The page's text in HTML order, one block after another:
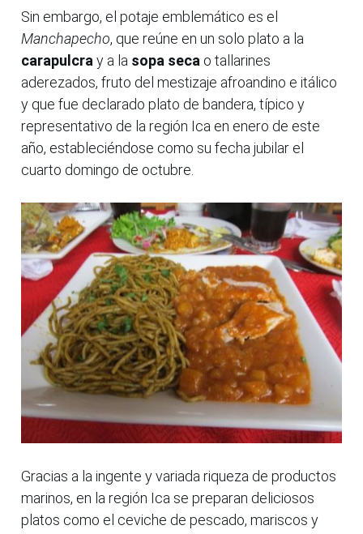
Sin embargo, el potaje emblemático es el
Manchapecho, que reúne en un solo plato a la
carapulcray a la sopa seca o tallarines
aderezados, fruto del mestizaje afroandino e itálico
y que fue declarado plato de bandera, típico y
representativo de la región Ica en enero de este
año, estableciéndose como su fecha jubilar el
cuarto domingo de octubre.
Gracias a la ingente y variada riqueza de productos
marinos, en la región Ica se preparan deliciosos
platos como el ceviche de pescado, mariscos y